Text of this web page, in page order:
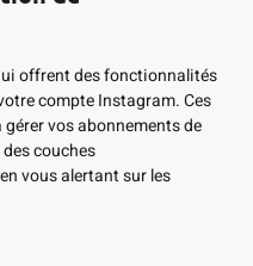
offrent des fonctionnalités
compte Instagram. Ces
vos abonnements de
couches
vous alertant sur les